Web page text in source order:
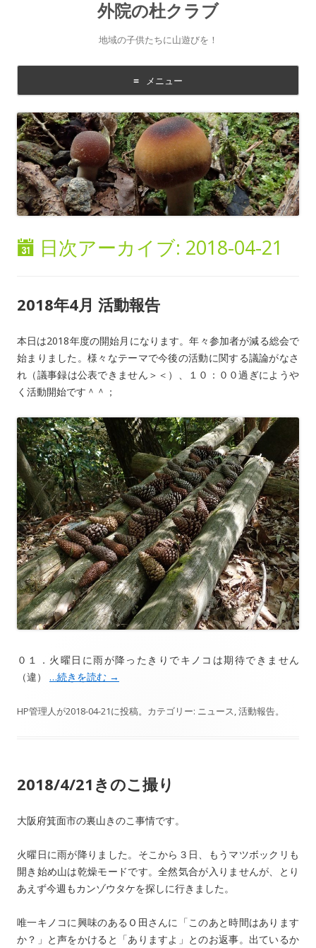
外院の杜クラブ
地域の子供たちに山遊びを！
メニュー
コ
ン
テ
ン
ツ
に
移
動
す
る
日次アーカイブ: 2018-04-21
2018年4月 活動報告
本日は2018年度の開始月になります。年々参加者が減る総会で
始まりました。様々なテーマで今後の活動に関する議論がなさ
れ（議事録は公表できません＞＜）、１０：００過ぎにようや
く活動開始です＾＾；
０１．火曜日に雨が降ったきりでキノコは期待できません
（違） …続きを読む →
HP管理人が2018-04-21に投稿。カテゴリー: ニュース,活動報告。
2018/4/21きのこ撮り
大阪府箕面市の裏山きのこ事情です。
火曜日に雨が降りました。そこから３日、もうマツボックリも
開き始め山は乾燥モードです。全然気合が入りませんが、とり
あえず今週もカンゾウタケを探しに行きました。
唯一キノコに興味のあるＯ田さんに「このあと時間はあります
か？」と声をかけると「ありますよ」とのお返事。出ているか